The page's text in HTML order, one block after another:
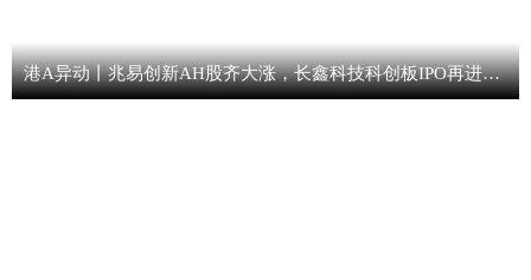
港A异动丨兆易创新AH股齐大涨，长鑫科技科创板IPO再进一步，兆易创新持股1.80%